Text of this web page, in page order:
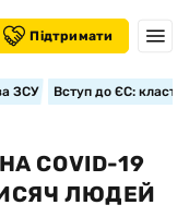
Підтримати
ЗСУ Вступ до ЄС:
COVID-19
ЛЮДЕЙ